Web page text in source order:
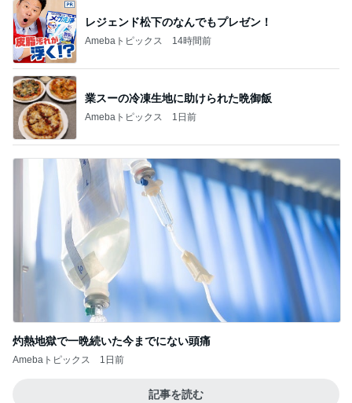
レジェンド松下のなんでもプレゼン！
Amebaトピックス 14時間前
業スーの冷凍生地に助けられた晩御飯
Amebaトピックス 1日前
灼熱地獄で一晩続いた今までにない頭痛
Amebaトピックス 1日前
記事を読む